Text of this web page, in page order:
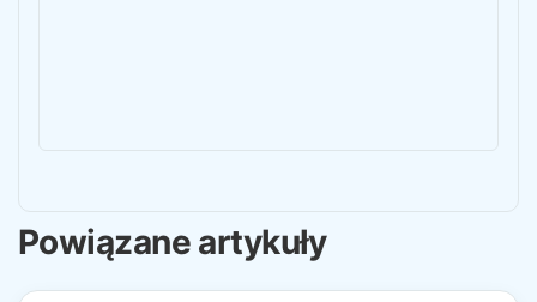
Powiązane artykuły